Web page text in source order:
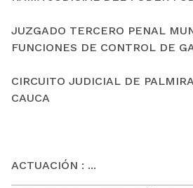
JUZGADO TERCERO PENAL
FUNCIONES DE CONTROL DE
CIRCUITO JUDICIAL DE
CAUCA
ACTUACIÓN : ...